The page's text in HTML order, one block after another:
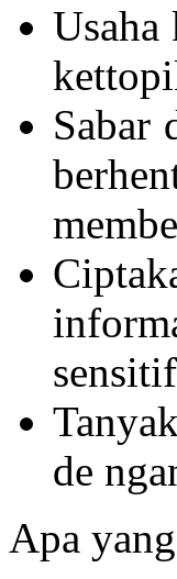
Sabar
sensitif
de
Apa